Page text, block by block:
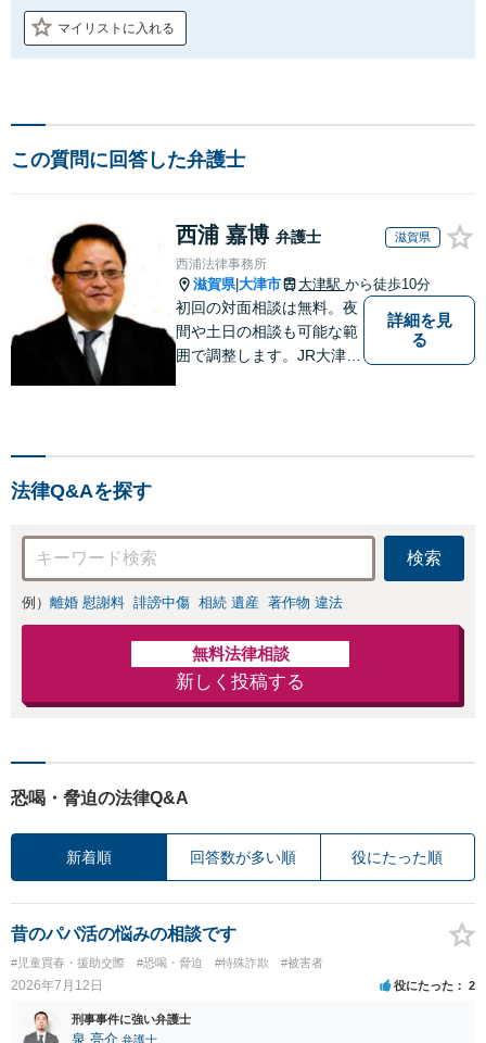
マイリストに入れる
この質問に回答した弁護士
西浦 嘉博 弁護士 滋賀県
西浦法律事務所
滋賀県|大津市 大津駅 から徒歩10分
初回の対面相談は無料。夜
間や土日の相談も可能な範
囲で調整します。JR大津駅
詳細を見
る
法律Q&Aを探す
検索
例） 離婚 慰謝料 誹謗中傷 相続 遺産 著作物 違法
無料法律相談
新しく投稿する
恐喝・脅迫の法律Q&A
新着順 回答数が多い順 役にたった順
昔のパパ活の悩みの相談です
#児童買春・援助交際 #恐喝・脅迫 #特殊詐欺 #被害者
2026年7月12日 役にたった 2
刑事事件に強い弁護士
泉 亮介 弁護士